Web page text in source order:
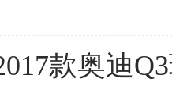
款奥迪